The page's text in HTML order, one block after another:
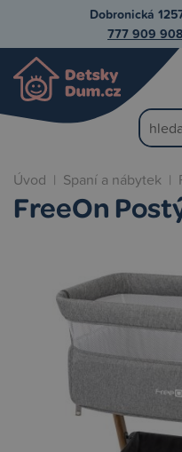
Dobronická
777 909 908
Úvod | Spaní a nábytek |
FreeOn